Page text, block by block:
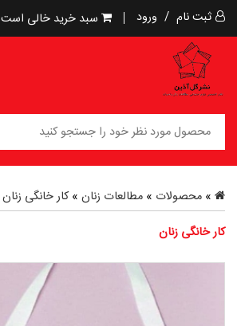
ثبت نام / ورود سبد خرید خالی است
» محصولات » مطالعات زنان »کار خانگی زنان
کار خانگی زنان